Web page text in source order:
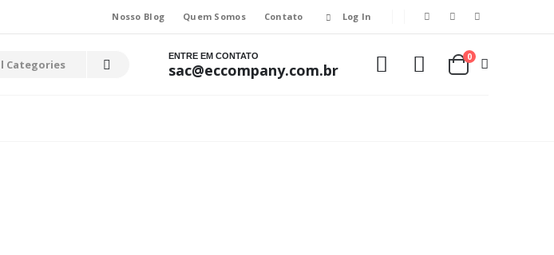
Nosso Blog Quem Somos Contato Log In
ENTRE EM CONTATO
sac@eccompany.com.br
0